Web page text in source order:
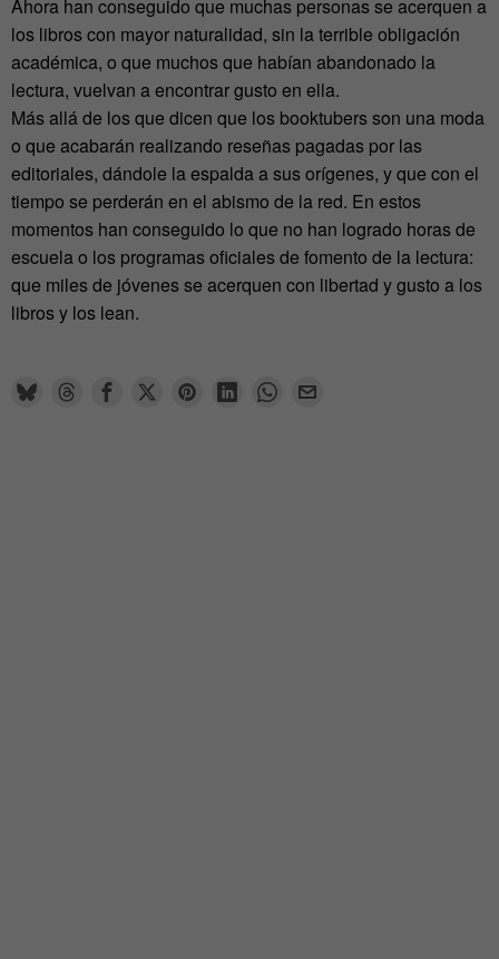
Ahora han conseguido que muchas personas se acerquen a
los libros con mayor naturalidad, sin la terrible obligación
académica, o que muchos que habían abandonado la
lectura, vuelvan a encontrar gusto en ella.
Más allá de los que dicen que los booktubers son una moda
o que acabarán realizando reseñas pagadas por las
editoriales, dándole la espalda a sus orígenes, y que con el
tiempo se perderán en el abismo de la red. En estos
momentos han conseguido lo que no han logrado horas de
escuela o los programas oficiales de fomento de la lectura:
que miles de jóvenes se acerquen con libertad y gusto a los
libros y los lean.